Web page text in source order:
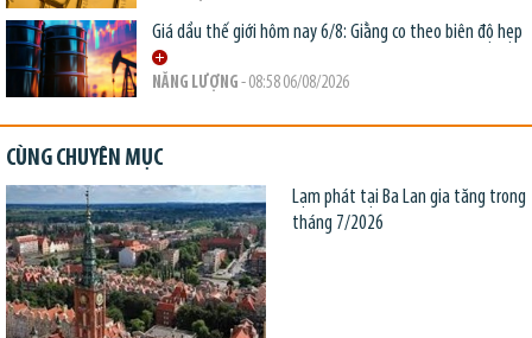
Giá dầu thế giới hôm nay 6/8: Giằng co theo biên độ hẹp
NĂNG LƯỢNG - 08:58 06/08/2026
CÙNG CHUYÊN MỤC
Lạm phát tại Ba Lan gia tăng trong
tháng 7/2026